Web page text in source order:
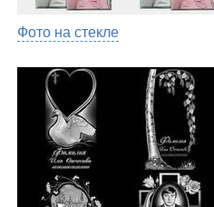
Фото на стекле